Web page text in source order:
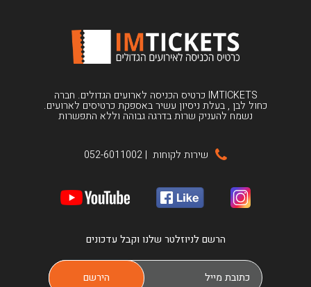
IMTICKETS כרטיס הכניסה לארועים הגדולים. חברה
כחול לבן , בעלת ניסיון עשיר באספקת כרטיסים לארועים.
נשמח להעניק שרות בדרגה גבוהה וללא התפשרות
שירות לקוחות |
052-6011002
הרשם לניוזלטר שלנו וקבל עדכונים